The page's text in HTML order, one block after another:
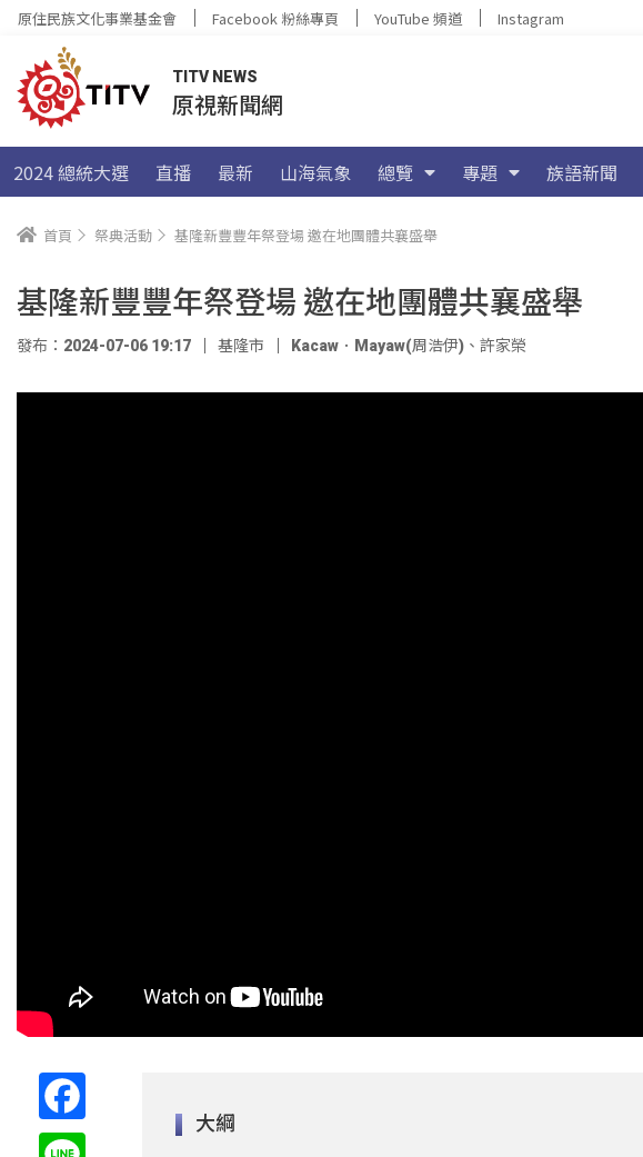
原住民族文化事業基金會 Facebook 粉絲專頁 YouTube 頻道 Instagram
TITV NEWS
原視新聞網
2024 總統大選 直播 最新 山海氣象 總覽 專題 族語新聞
首頁 祭典活動 基隆新豐豐年祭登場 邀在地團體共襄盛舉
基隆新豐豐年祭登場 邀在地團體共襄盛舉
發布：2024-07-06 19:17 基隆市 Kacaw．Mayaw(周浩伊) 、 許家榮
大綱